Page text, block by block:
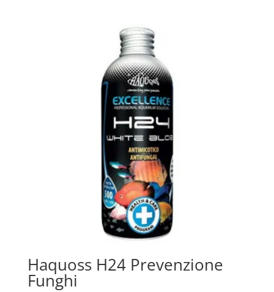
Haquoss H24 Prevenzione
Funghi